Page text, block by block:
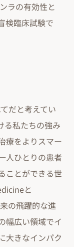
ラの有効性と
検臨床試験で
だと考えてい
る私たちの強み
療をよりスマー
人ひとりの患者
ことができる世
と
の飛躍的な進
幅広い領域でイ
大きなインパク